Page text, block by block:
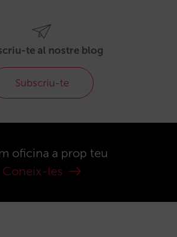
te al nostre blog
Subscriu-te
oficina a prop teu
Coneix-les